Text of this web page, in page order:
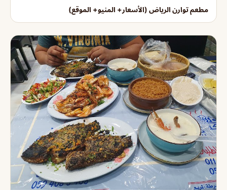
مطعم توارن الرياض (الأسعار+ المنيو+ الموقع)